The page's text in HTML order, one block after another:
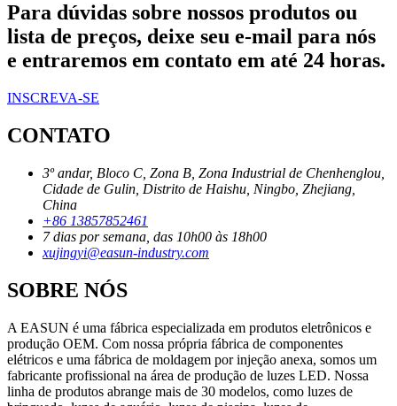
Para dúvidas sobre nossos produtos ou
lista de preços, deixe seu e-mail para nós
e entraremos em contato em até 24 horas.
INSCREVA-SE
CONTATO
3º andar, Bloco C, Zona B, Zona Industrial de Chenhenglou,
Cidade de Gulin, Distrito de Haishu, Ningbo, Zhejiang,
China
+86 13857852461
7 dias por semana, das 10h00 às 18h00
xujingyi@easun-industry.com
SOBRE NÓS
A EASUN é uma fábrica especializada em produtos eletrônicos e
produção OEM. Com nossa própria fábrica de componentes
elétricos e uma fábrica de moldagem por injeção anexa, somos um
fabricante profissional na área de produção de luzes LED. Nossa
linha de produtos abrange mais de 30 modelos, como luzes de